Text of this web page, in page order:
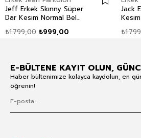
Jeff Erkek Skınny Süper
Dar Kesim Normal Bel
Mavi
₺999,00
₺1.799,00
Jack
E-BÜLTENE KAYIT OLUN,
Haber bültenimize kolayca kaydolun, en
öğrenin!